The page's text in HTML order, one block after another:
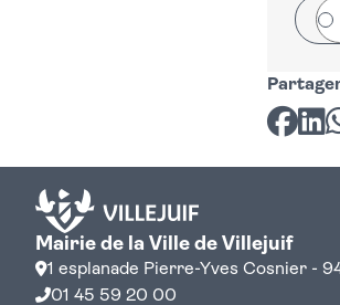
Mairie de la Ville de Villejuif
1 esplanade Pierre-Yves Cosnier -
01 45 59 20 00